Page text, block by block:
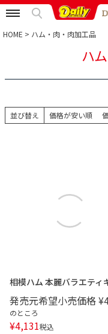
カテゴリから選ぶ
HOME ハム・肉・肉加工品
ハ
並び替え 価格が安い順
相模ハム 本麗バラエティ
発売元希望小売価格¥
のところ
¥4,131税込